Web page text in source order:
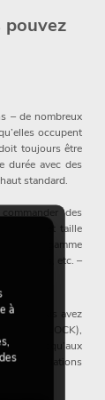
– de nombreux
occupent
toujours être
durée avec des
standard.
des
(RAL)** et taille
large gamme
lifts, etc. –
dont vous avez
et DECOLOCK),
jusqu’aux
installations
à